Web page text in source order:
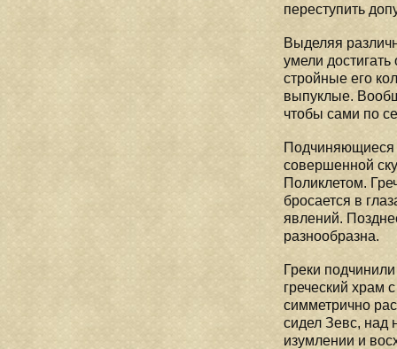
переступить
Выделяя
умели
стройные его
выпуклые.
чтобы сами по
Подчиняющиеся
совершенной
Поликлетом.
бросается в
явлений.
разнообразна.
Греки
греческий храм
симметрично
сидел Зевс, над
изумлении и